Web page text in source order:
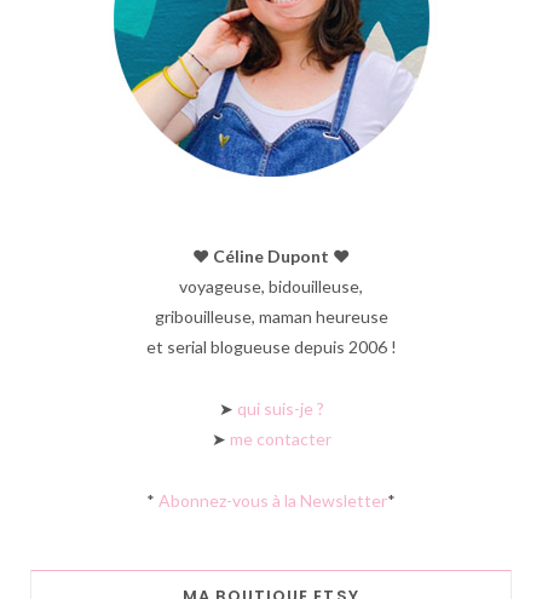
♥︎ Céline Dupont ♥︎
voyageuse, bidouilleuse,
gribouilleuse, maman heureuse
et serial blogueuse depuis 2006 !
➤ qui suis-je ?
➤ me contacter
* Abonnez-vous à la Newsletter*